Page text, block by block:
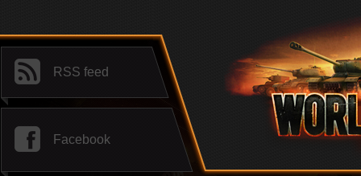
RSS feed
Facebook